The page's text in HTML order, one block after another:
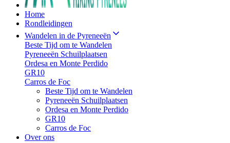
Home
Rondleidingen
Wandelen in de Pyreneeën
Beste Tijd om te Wandelen
Pyreneeën Schuilplaatsen
Ordesa en Monte Perdido
GR10
Carros de Foc
Beste Tijd om te Wandelen
Pyreneeën Schuilplaatsen
Ordesa en Monte Perdido
GR10
Carros de Foc
Over ons